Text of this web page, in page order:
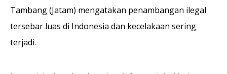
Tambang (Jatam) mengatakan penambangan ilegal
tersebar luas di Indonesia dan kecelakaan sering
terjadi.